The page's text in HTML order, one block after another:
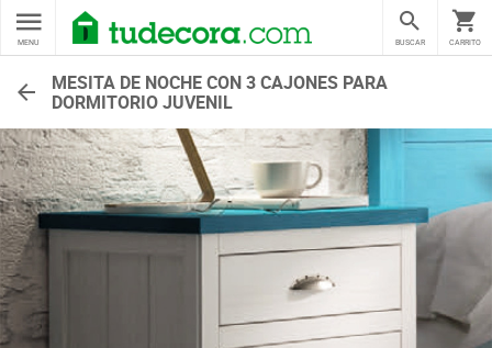
MENU CARRITO
BUSCAR
MESITA DE NOCHE CON 3 CAJONES PARA
DORMITORIO JUVENIL